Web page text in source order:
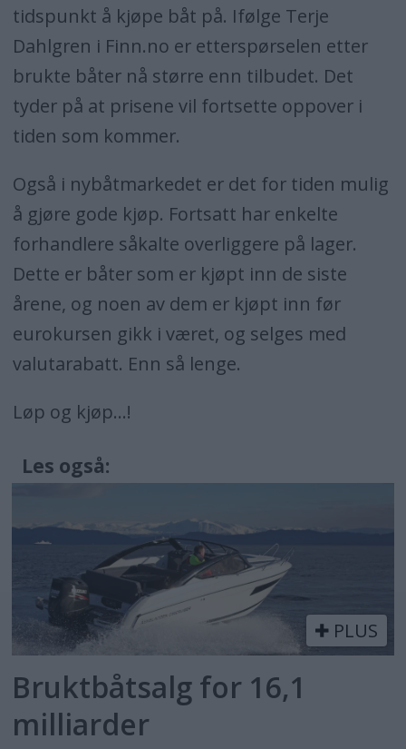
tidspunkt å kjøpe båt på. Ifølge Terje
Dahlgren i Finn.no er etterspørselen etter
brukte båter nå større enn tilbudet. Det
tyder på at prisene vil fortsette oppover i
tiden som kommer.
Også i nybåtmarkedet er det for tiden mulig
å gjøre gode kjøp. Fortsatt har enkelte
forhandlere såkalte overliggere på lager.
Dette er båter som er kjøpt inn de siste
årene, og noen av dem er kjøpt inn før
eurokursen gikk i været, og selges med
valutarabatt. Enn så lenge.
Løp og kjøp...!
Les også:
PLUS
Bruktbåtsalg for 16,1
milliarder